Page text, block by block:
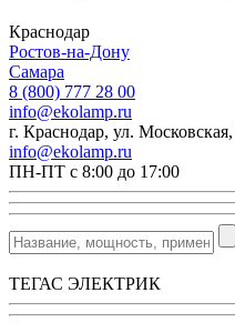
Краснодар
Ростов-на-Дону
Самара
8 (800) 777 28 00
info@ekolamp.ru
г. Краснодар, ул.
info@ekolamp.ru
ПН-ПТ с 8:00 до 17:00
ТЕГАС ЭЛЕКТРИК